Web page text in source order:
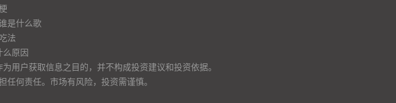
是什么歌
法
么原因
用户获取信息之目的，并不构成投资建议和投资依据。
何责任。市场有风险，投资需谨慎。